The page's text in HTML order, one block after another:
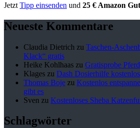
Jetzt Tipp einsenden und 25 € Amazon
Neueste Kommentare
Claudia Dietrich zu Taschen-
Klack“ gratis
Heike Kohlhaas zu Gratisprobe
Klages zu Dash Dosierhilfe kostenlos
Thomas Boje zu Kostenlos
gibt es
Sven zu Kostenloses Sheba
Schlagwörter